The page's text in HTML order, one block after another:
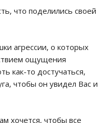
что поделились своей
агрессии, о которых
ощущения
как-то достучаться,
чтобы он увидел Вас и
хочется, чтобы все